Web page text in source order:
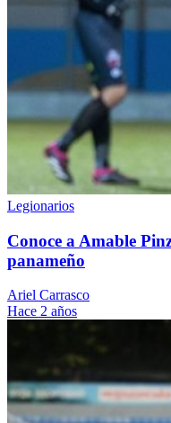
Legionarios
Conoce a Amable
panameño
Ariel Carrasco
Hace 2 años